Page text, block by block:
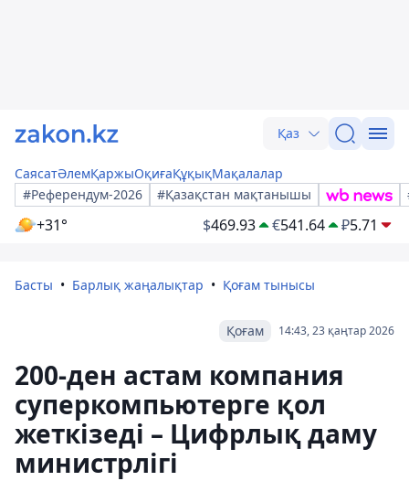
Қаз
СаясатӘлемҚаржыОқиғаҚұқықМақалалар
#Референдум-2026
#Қазақстан мақтанышы
+31° $469.93 €541.64 ₽5.71
Басты Барлық жаңалықтар Қоғам тынысы
14:43, 23 қаңтар 2026
Қоғам
200-ден астам компания
суперкомпьютерге қол
жеткізеді – Цифрлық даму
министрлігі